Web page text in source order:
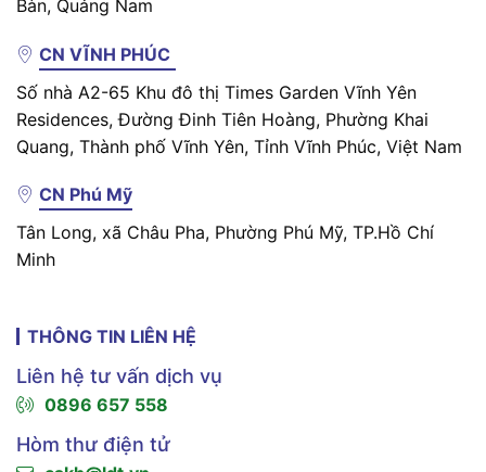
Bàn, Quảng Nam
CN VĨNH PHÚC
Số nhà A2-65 Khu đô thị Times Garden Vĩnh Yên
Residences, Đường Đinh Tiên Hoàng, Phường Khai
Quang, Thành phố Vĩnh Yên, Tỉnh Vĩnh Phúc, Việt Nam
CN Phú Mỹ
Tân Long, xã Châu Pha, Phường Phú Mỹ, TP.Hồ Chí
Minh
THÔNG TIN LIÊN HỆ
Liên hệ tư vấn dịch vụ
0896 657 558
Hòm thư điện tử